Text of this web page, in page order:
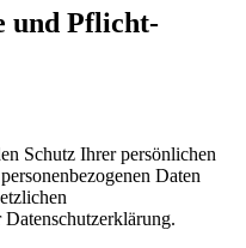
und Pflicht­
Schutz Ihrer persönlichen
Daten